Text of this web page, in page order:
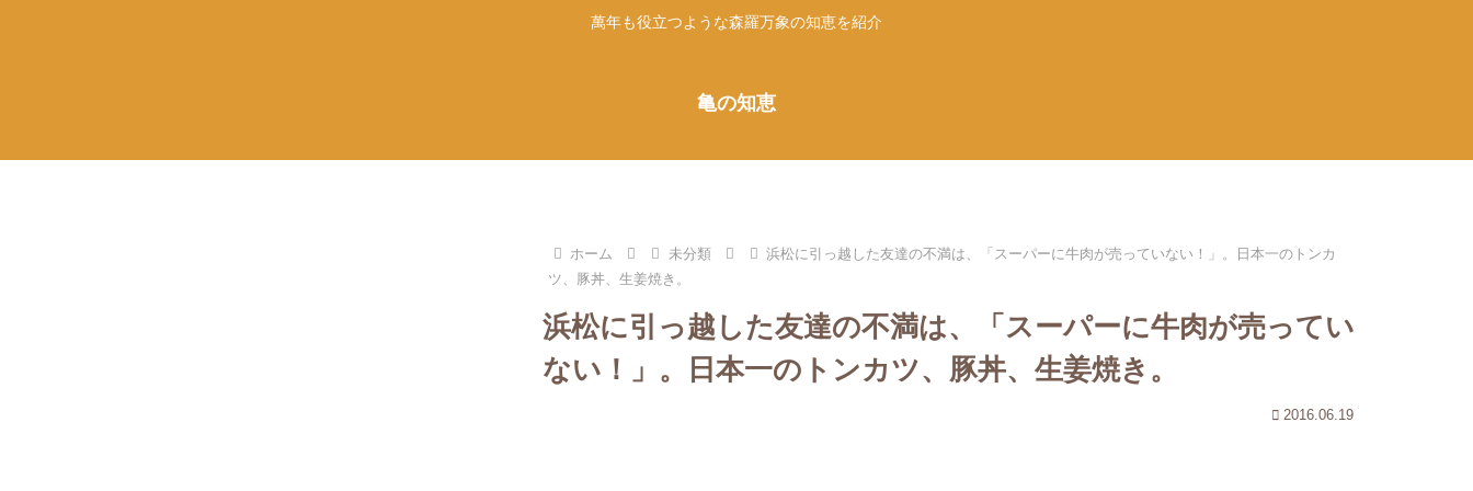
萬年も役立つような森羅万象の知恵を紹介
亀の知恵
ホーム 未分類
浜松に引っ越した友達の不満は、「スーパーに牛肉が売っていない！」。日本一のトンカ
ツ、豚丼、生姜焼き。
浜松に引っ越した友達の不満は、「スーパーに牛肉が売ってい
ない！」。日本一のトンカツ、豚丼、生姜焼き。
2016.06.19